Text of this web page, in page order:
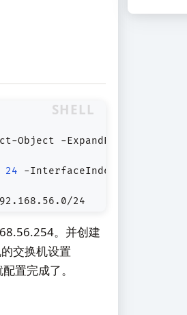
SHELL
Object -ExpandProperty
24 -InterfaceIndex
24
。并创建
交换机设置
置完成了。